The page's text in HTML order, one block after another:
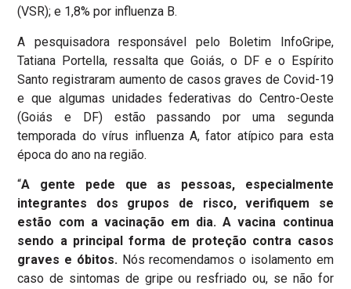
(VSR); e 1,8% por influenza B.
A pesquisadora responsável pelo Boletim InfoGripe,
Tatiana Portella, ressalta que Goiás, o DF e o Espírito
Santo registraram aumento de casos graves de Covid-19
e que algumas unidades federativas do Centro-Oeste
(Goiás e DF) estão passando por uma segunda
temporada do vírus influenza A, fator atípico para esta
época do ano na região.
“A gente pede que as pessoas, especialmente
integrantes dos grupos de risco, verifiquem se
estão com a vacinação em dia. A vacina continua
sendo a principal forma de proteção contra casos
graves e óbitos.Nós recomendamos o isolamento em
caso de sintomas de gripe ou resfriado ou, se não for